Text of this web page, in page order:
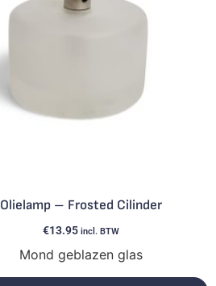
Olielamp – Frosted Cilinder
€13.95 incl. BTW
Mond geblazen glas